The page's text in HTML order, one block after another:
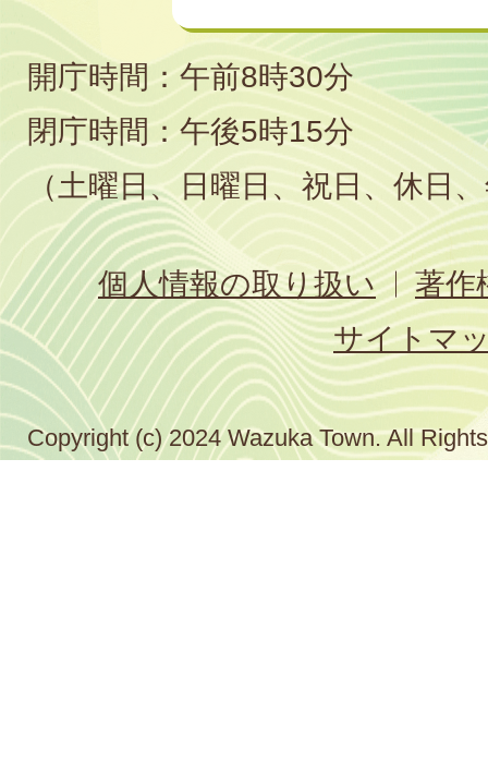
開庁時間：午前8時30分
閉庁時間：午後5時15分
（土曜日、日曜日、祝日、休日
個人情報の取り扱い
著作
サイトマ
Copyright (c) 2024 Wazuka Town. All